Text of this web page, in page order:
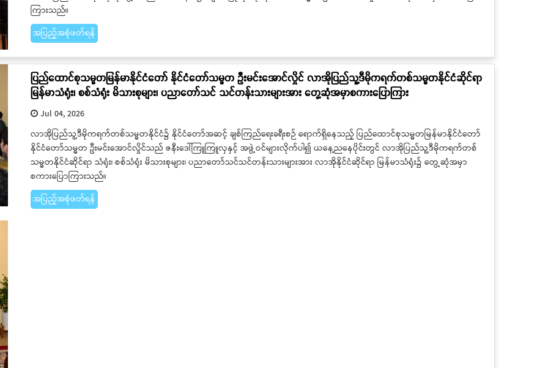
ကြားသည်။
အပြည့်အစုံဖတ်ရန်
ပြည်ထောင်စုသမ္မတမြန်မာနိုင်ငံတော် နိုင်ငံတော်သမ္မတ ဦးမင်းအောင်လှိုင် လာအိုပြည်သူ့ဒီမိုကရက်တစ်သမ္မတနိုင်ငံဆိုင်ရာ
မြန်မာသံရုံး၊ စစ်သံရုံး မိသားစုများ၊ ပညာတော်သင် သင်တန်းသားများအား တွေ့ဆုံအမှာစကားပြောကြား
Jul 04, 2026
လာအိုပြည်သူ့ဒီမိုကရက်တစ်သမ္မတနိုင်ငံ၌ နိုင်ငံတော်အဆင့် ချစ်ကြည်ရေးခရီးစဉ် ရောက်ရှိနေသည့် ပြည်ထောင်စုသမ္မတမြန်မာနိုင်ငံတော်
နိုင်ငံတော်သမ္မတ ဦးမင်းအောင်လှိုင်သည် ဇနီးဒေါ်ကြူကြူလှနှင့် အဖွဲ့ဝင်များလိုက်ပါ၍ ယနေ့ညနေပိုင်းတွင် လာအိုပြည်သူ့ဒီမိုကရက်တစ်
သမ္မတနိုင်ငံဆိုင်ရာ သံရုံး၊ စစ်သံရုံး မိသားစုများ၊ ပညာတော်သင်သင်တန်းသားများအား လာအိုနိုင်ငံဆိုင်ရာ မြန်မာသံရုံး၌ တွေ့ဆုံအမှာ
စကားပြောကြားသည်။
အပြည့်အစုံဖတ်ရန်